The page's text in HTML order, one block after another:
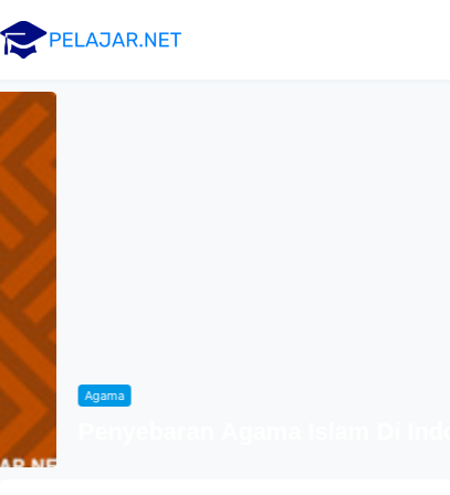
Agama
Penyebaran Agama Islam Di Indonesia